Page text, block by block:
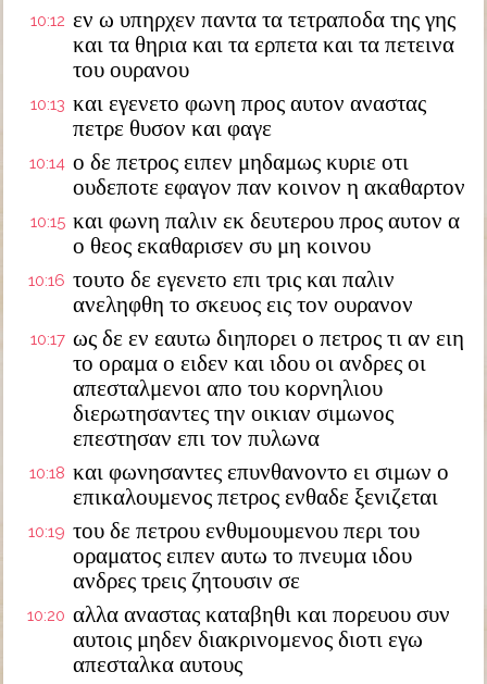
10:12 εν ω υπηρχεν παντα τα τετραποδα της γης
και τα θηρια και τα ερπετα και τα πετεινα
του ουρανου
10:13 και εγενετο φωνη προς αυτον αναστας
πετρε θυσον και φαγε
10:14 ο δε πετρος ειπεν μηδαμως κυριε οτι
ουδεποτε εφαγον παν κοινον η ακαθαρτον
10:15 και φωνη παλιν εκ δευτερου προς αυτον α
ο θεος εκαθαρισεν συ μη κοινου
10:16 τουτο δε εγενετο επι τρις και παλιν
ανεληφθη το σκευος εις τον ουρανον
10:17 ως δε εν εαυτω διηπορει ο πετρος τι αν ειη
το οραμα ο ειδεν και ιδου οι ανδρες οι
απεσταλμενοι απο του κορνηλιου
διερωτησαντες την οικιαν σιμωνος
επεστησαν επι τον πυλωνα
10:18 και φωνησαντες επυνθανοντο ει σιμων ο
επικαλουμενος πετρος ενθαδε ξενιζεται
10:19 του δε πετρου ενθυμουμενου περι του
οραματος ειπεν αυτω το πνευμα ιδου
ανδρες τρεις ζητουσιν σε
10:20 αλλα αναστας καταβηθι και πορευου συν
αυτοις μηδεν διακρινομενος διοτι εγω
απεσταλκα αυτους